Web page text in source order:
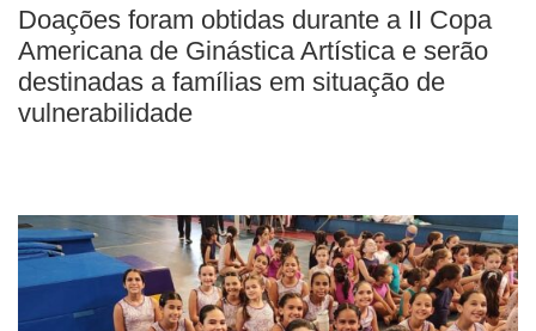
Doações foram obtidas durante a II Copa
Americana de Ginástica Artística e serão
destinadas a famílias em situação de
vulnerabilidade